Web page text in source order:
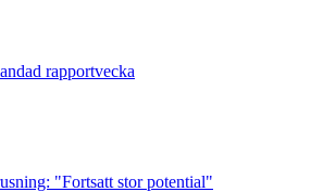
rapportvecka
"Fortsatt stor potential"